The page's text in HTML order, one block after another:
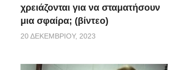
χρειάζονται για να σταματήσουν
μια σφαίρα; (βίντεο)
20 ΔΕΚΕΜΒΡΊΟΥ, 2023